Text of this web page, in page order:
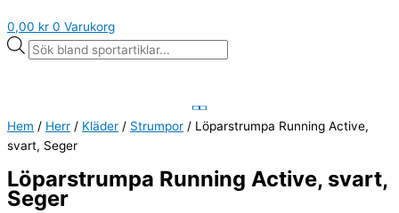
0,00 kr 0 Varukorg
Hem / Herr / Kläder / Strumpor / Löparstrumpa Running Active,
svart, Seger
Löparstrumpa Running Active, svart,
Seger